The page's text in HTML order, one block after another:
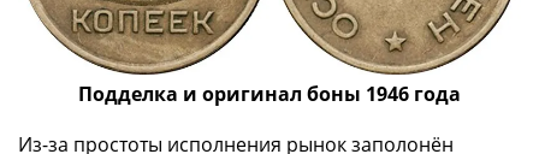
номерами
Лотерейные
ЕвросувенирПодделка и оригинал боны 1946 года
Из-за простоты исполнения рынок заполонён